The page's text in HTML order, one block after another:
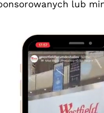
lub